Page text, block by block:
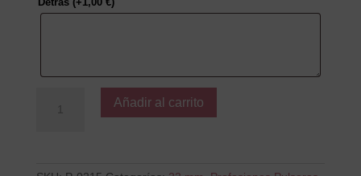
Añadir al carrito